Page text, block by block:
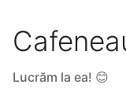
Lucrăm la ea! 😊